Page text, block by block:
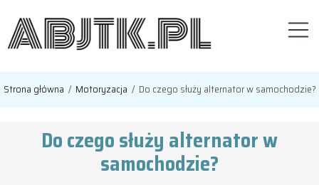
Strona główna / Motoryzacja / Do czego służy alternator w samochodzie?
Do czego służy alternator w
samochodzie?